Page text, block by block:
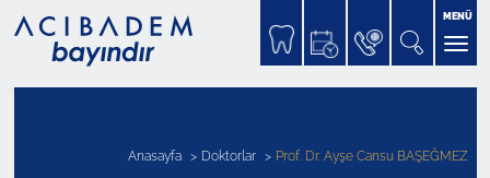
MENÜ
Anasayfa Doktorlar Prof. Dr. Ayşe Cansu BAŞEĞMEZ